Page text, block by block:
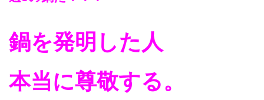
鍋を発明した人
本当に尊敬する。